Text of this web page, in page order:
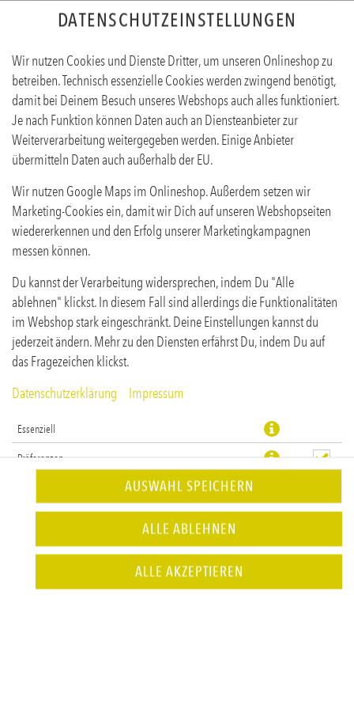
DATENSCHUTZEINSTELLUNGEN
Wir nutzen Cookies und Dienste Dritter, um unseren Onlineshop zu
betreiben. Technisch essenzielle Cookies werden zwingend benötigt,
damit bei Deinem Besuch unseres Webshops auch alles funktioniert.
Je nach Funktion können Daten auch an Diensteanbieter zur
Weiterverarbeitung weitergegeben werden. Einige Anbieter
übermitteln Daten auch außerhalb der EU.
Wir nutzen Google Maps im Onlineshop. Außerdem setzen wir
Marketing-Cookies ein, damit wir Dich auf unseren Webshopseiten
wiedererkennen und den Erfolg unserer Marketingkampagnen
messen können.
Du kannst der Verarbeitung widersprechen, indem Du "Alle
ablehnen" klickst. In diesem Fall sind allerdings die Funktionalitäten
im Webshop stark eingeschränkt. Deine Einstellungen kannst du
jederzeit ändern. Mehr zu den Diensten erfährst Du, indem Du auf
das Fragezeichen klickst.
Datenschutzerklärung
Impressum
Essenziell
Präferenzen
AUSWAHL SPEICHERN
ALLE ABLEHNEN
ALLE AKZEPTIEREN
PROSECCO D.O.C. 0,75L
Produktinfos
JETZT BESTELLEN